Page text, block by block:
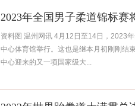
2023年全国男子柔道锦标赛
资料图 温州网讯 4月12日至14日，2023
中心体育馆举行。这也是继本月初刚刚结
中心迎来的又一项国家级大...